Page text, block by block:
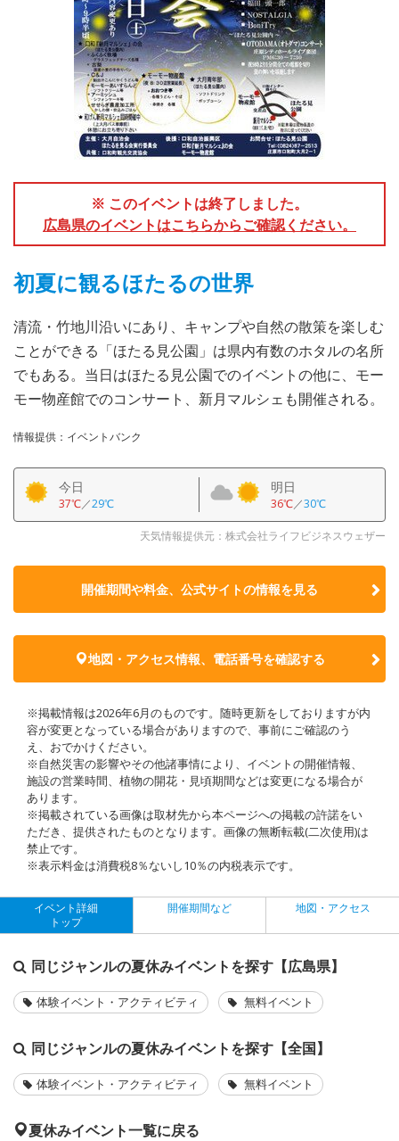
※ このイベントは終了しました。
広島県のイベントはこちらからご確認ください。
初夏に観るほたるの世界
清流・竹地川沿いにあり、キャンプや自然の散策を楽しむ
ことができる「ほたる見公園」は県内有数のホタルの名所
でもある。当日はほたる見公園でのイベントの他に、モー
モー物産館でのコンサート、新月マルシェも開催される。
情報提供：イベントバンク
今日
37℃／29℃
明日
36℃／30℃
天気情報提供元：株式会社ライフビジネスウェザー
開催期間や料金、公式サイトの情報を見る
地図・アクセス情報、電話番号を確認する
※掲載情報は2026年6月のものです。随時更新をしておりますが内
容が変更となっている場合がありますので、事前にご確認のう
え、おでかけください。
※自然災害の影響やその他諸事情により、イベントの開催情報、
施設の営業時間、植物の開花・見頃期間などは変更になる場合が
あります。
※掲載されている画像は取材先から本ページへの掲載の許諾をい
ただき、提供されたものとなります。画像の無断転載(二次使用)は
禁止です。
※表示料金は消費税8％ないし10％の内税表示です。
イベント詳細
トップ
開催期間など 地図・アクセス
同じジャンルの夏休みイベントを探す【広島県】
体験イベント・アクティビティ 無料イベント
同じジャンルの夏休みイベントを探す【全国】
体験イベント・アクティビティ 無料イベント
夏休みイベント一覧に戻る